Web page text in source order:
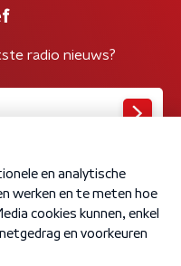
radio nieuws?